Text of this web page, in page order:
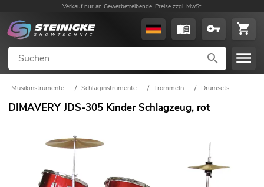
Verkauf nur an Gewerbetreibende. Preise zzgl. MwSt.
Musikinstrumente / Schlaginstrumente / Trommeln / Drumsets
DIMAVERY JDS-305 Kinder Schlagzeug, rot